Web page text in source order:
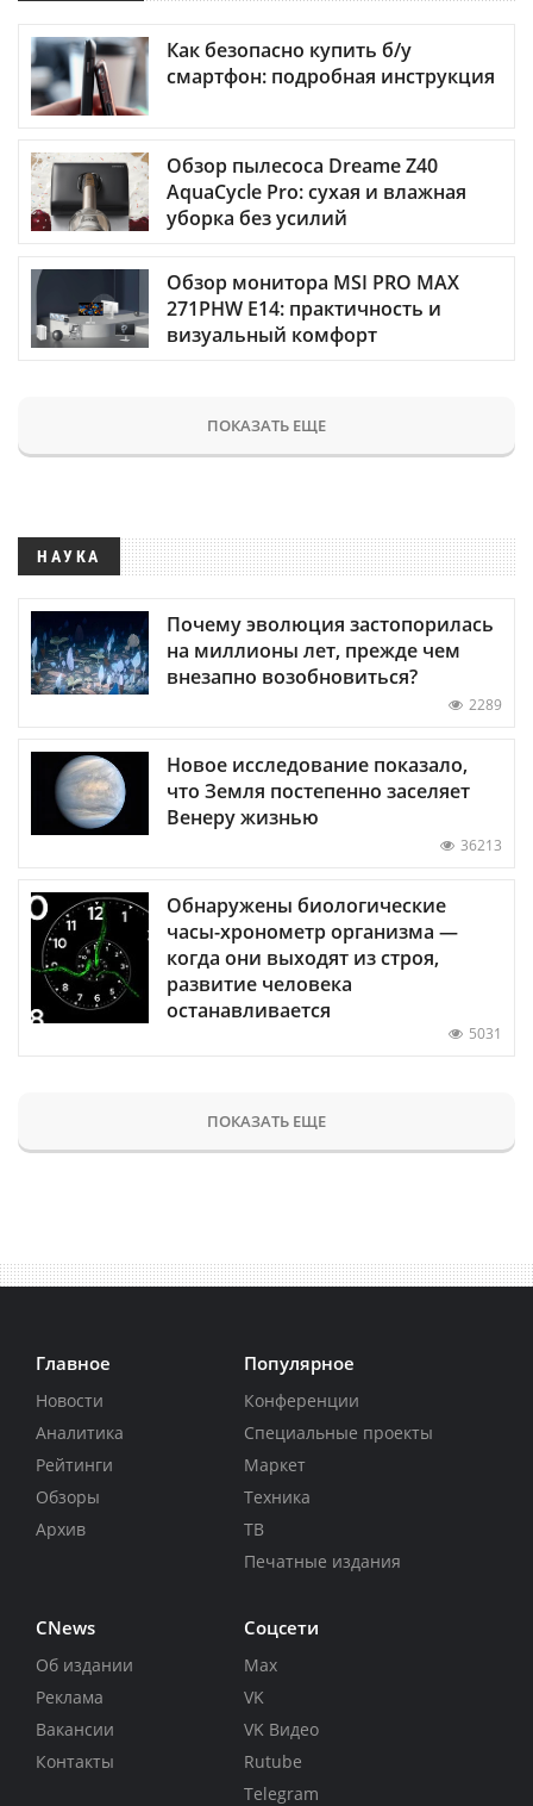
Как безопасно купить б/у
смартфон: подробная инструкция
Обзор пылесоса Dreame Z40
AquaCycle Pro: сухая и влажная
уборка без усилий
Обзор монитора MSI PRO MAX
271PHW E14: практичность и
визуальный комфорт
ПОКАЗАТЬ ЕЩЕ
НАУКА
Почему эволюция застопорилась
на миллионы лет, прежде чем
внезапно возобновиться?
2289
Новое исследование показало,
что Земля постепенно заселяет
Венеру жизнью
36213
Обнаружены биологические
часы-хронометр организма —
когда они выходят из строя,
развитие человека
останавливается
5031
ПОКАЗАТЬ ЕЩЕ
Главное
Новости
Аналитика
Рейтинги
Обзоры
Архив
Популярное
Конференции
Специальные проекты
Маркет
Техника
ТВ
Печатные издания
CNews
Об издании
Реклама
Вакансии
Контакты
Соцсети
Max
VK
VK Видео
Rutube
Telegram